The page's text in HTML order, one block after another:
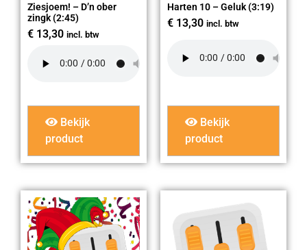
Ziesjoem! – D’n ober
zingk (2:45)
€ 13,30 incl. btw
Bekijk
product
Harten 10 – Geluk (3:19)
€ 13,30 incl. btw
Bekijk
product